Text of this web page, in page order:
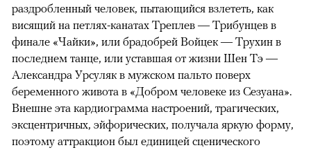
раздробленный человек, пытающийся взлететь, как
висящий на петлях-канатах Треплев — Трибунцев в
финале «Чайки», или брадобрей Войцек — Трухин в
последнем танце, или уставшая от жизни Шен Тэ —
Александра Урсуляк в мужском пальто поверх
беременного живота в «Добром человеке из Сезуана».
Внешне эта кардиограмма настроений, трагических,
эксцентричных, эйфорических, получала яркую форму,
поэтому аттракцион был единицей сценического